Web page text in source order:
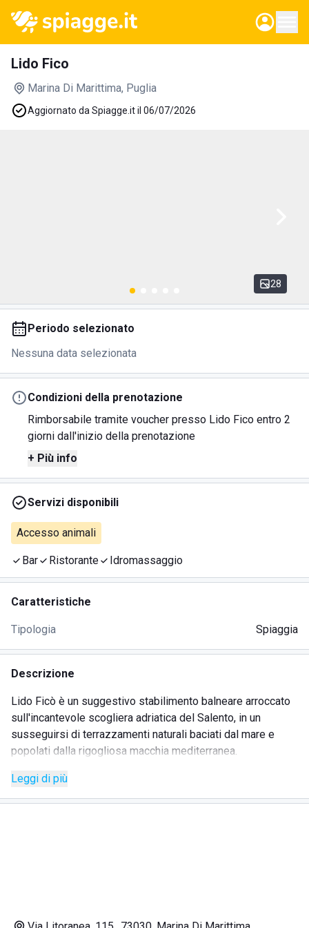
Lido Fico
Marina Di Marittima, Puglia
Aggiornato da Spiagge.it il 06/07/2026
28
Periodo selezionato
Nessuna data selezionata
Condizioni della prenotazione
Rimborsabile tramite voucher presso Lido Fico entro 2
giorni dall'inizio della prenotazione
+ Più info
Servizi disponibili
Accesso animali
Bar Ristorante Idromassaggio
Caratteristiche
Tipologia Spiaggia
Descrizione
Lido Ficò è un suggestivo stabilimento balneare arroccato
sull'incantevole scogliera adriatica del Salento, in un
susseguirsi di terrazzamenti naturali baciati dal mare e
popolati dalla rigogliosa macchia mediterranea.
Miglior stabilimento balneare d’Italia 2022, vincendo il
concorso “BestBeach” di Mondo Balneare ed è stato
Leggi di più